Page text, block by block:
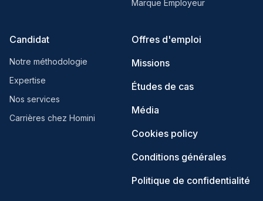
Marque Employeur
Candidat
Notre méthodologie
Expertise
Nos services
Carrières chez Homini
Offres d'emploi
Missions
Études de cas
Média
Cookies policy
Conditions générales
Politique de confidentialité